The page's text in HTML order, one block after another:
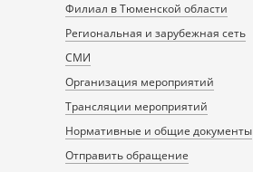
Филиал в Тюменской области
Региональная и зарубежная сеть
СМИ
Организация мероприятий
Трансляции мероприятий
Нормативные и общие документы
Отправить обращение